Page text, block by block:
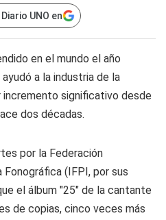
UNO en
en el mundo el año
a la industria de la
incremento significativo desde
dos décadas.
por la Federación
(IFPI, por sus
el álbum "25" de la cantante
de copias, cinco veces más